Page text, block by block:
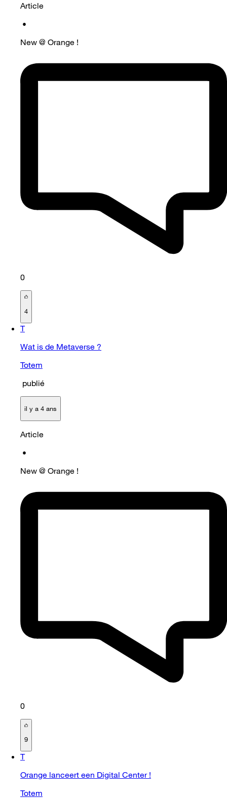
Article
•
New @ Orange !
0
4
T
Wat is de Metaverse ?
Totem
publié
il y a 4 ans
Article
•
New @ Orange !
0
9
T
Orange lanceert een Digital Center !
Totem